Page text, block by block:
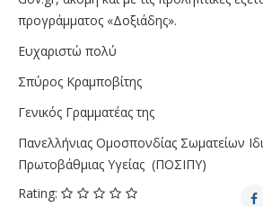
προγράμματος «Δοξιάδης».
Ευχαριστώ πολύ
Σπύρος Κραμποβίτης
Γενικός Γραμματέας της
Πανελλήνιας Ομοσπονδίας Σωματείων
Πρωτοβάθμιας Υγείας (ΠΟΣΙΠΥ)
Rating: